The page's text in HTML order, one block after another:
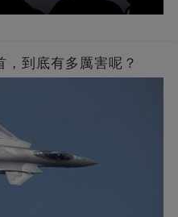
到底有多厲害呢？